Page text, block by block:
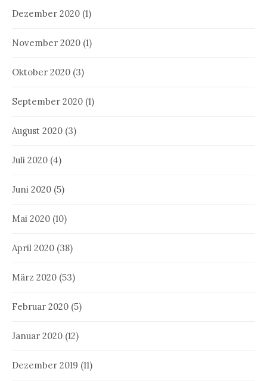
Dezember 2020 (1)
November 2020 (1)
Oktober 2020 (3)
September 2020 (1)
August 2020 (3)
Juli 2020 (4)
Juni 2020 (5)
Mai 2020 (10)
April 2020 (38)
März 2020 (53)
Februar 2020 (5)
Januar 2020 (12)
Dezember 2019 (11)